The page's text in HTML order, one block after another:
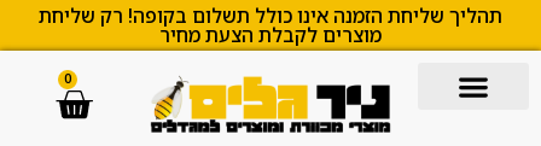
תהליך שליחת הזמנה אינו כולל תשלום בקופה! רק שליחת
מוצרים לקבלת הצעת מחיר
0